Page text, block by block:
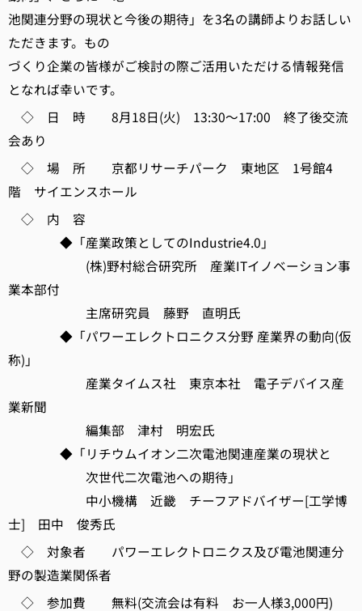
池関連分野の現状と今後の期待」を3名の講師よりお話しい
ただきます。もの
づくり企業の皆様がご検討の際ご活用いただける情報発信
となれば幸いです。
◇ 日 時 8月18日(火) 13:30～17:00 終了後交流
会あり
◇ 場 所 京都リサーチパーク 東地区 1号館4
階 サイエンスホール
◇ 内 容
◆「産業政策としてのIndustrie4.0」
(株)野村総合研究所 産業ITイノベーション事
業本部付
主席研究員 藤野 直明氏
◆「パワーエレクトロニクス分野 産業界の動向(仮
称)」
産業タイムス社 東京本社 電子デバイス産
業新聞
編集部 津村 明宏氏
◆「リチウムイオン二次電池関連産業の現状と
次世代二次電池への期待」
中小機構 近畿 チーフアドバイザー[工学博
士] 田中 俊秀氏
◇ 対象者 パワーエレクトロニクス及び電池関連分
野の製造業関係者
◇ 参加費 無料(交流会は有料 お一人様3,000円)